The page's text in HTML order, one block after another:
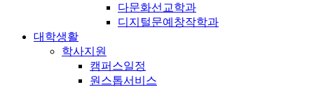
다문화선교학과
디지털문예창작학과
대학생활
학사지원
캠퍼스일정
원스톱서비스